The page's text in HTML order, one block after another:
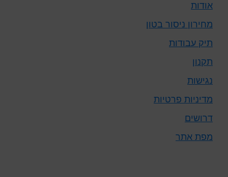
אודות
מחירון ניסור בטון
תיק עבודות
תקנון
נגישות
מדיניות פרטיות
דרושים
מפת אתר